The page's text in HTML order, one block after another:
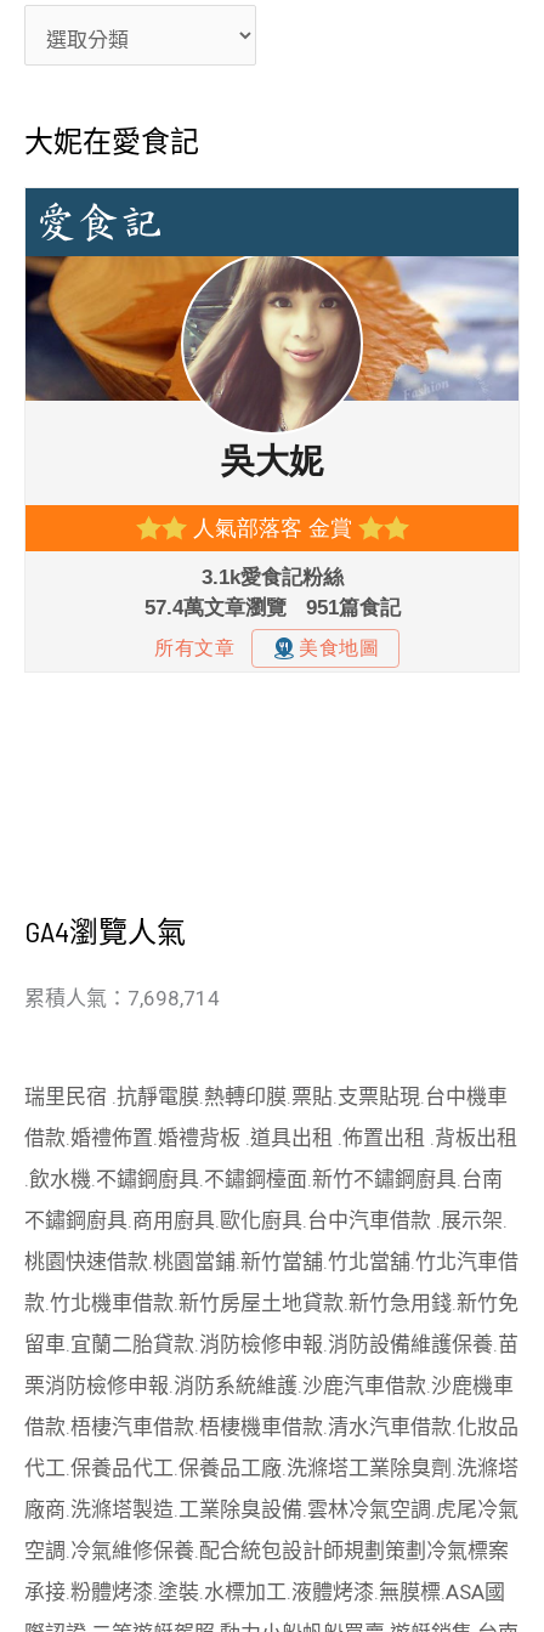
大妮在愛食記
GA4瀏覽人氣
累積人氣：7,698,714
瑞里民宿 .抗靜電膜.熱轉印膜.票貼.支票貼現.台中機車
借款.婚禮佈置.婚禮背板 .道具出租 .佈置出租 .背板出租
.飲水機.不鏽鋼廚具.不鏽鋼檯面.新竹不鏽鋼廚具.台南
不鏽鋼廚具.商用廚具.歐化廚具.台中汽車借款 .展示架.
桃園快速借款.桃園當鋪.新竹當舖.竹北當舖.竹北汽車借
款.竹北機車借款.新竹房屋土地貸款.新竹急用錢.新竹免
留車.宜蘭二胎貸款.消防檢修申報.消防設備維護保養.苗
栗消防檢修申報.消防系統維護.沙鹿汽車借款.沙鹿機車
借款.梧棲汽車借款.梧棲機車借款.清水汽車借款.化妝品
代工.保養品代工.保養品工廠.洗滌塔工業除臭劑 .洗滌塔
廠商.洗滌塔製造.工業除臭設備.雲林冷氣空調.虎尾冷氣
空調.冷氣維修保養.配合統包設計師規劃策劃 冷氣標案
承接.粉體烤漆.塗裝.水標加工.液體烤漆.無膜標.ASA國